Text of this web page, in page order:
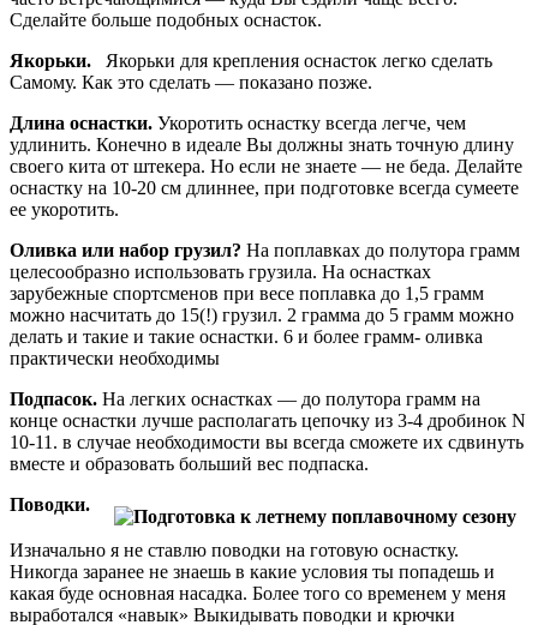
Сделайте больше подобных оснасток.
Якорьки. Якорьки для крепления оснасток легко сделать
Самому. Как это сделать — показано позже.
Длина оснастки. Укоротить оснастку всегда легче, чем
удлинить. Конечно в идеале Вы должны знать точную длину
своего кита от штекера. Но если не знаете — не беда. Делайте
оснастку на 10-20 см длиннее, при подготовке всегда сумеете
ее укоротить.
Оливка или набор грузил? На поплавках до полутора грамм
целесообразно использовать грузила. На оснастках
зарубежные спортсменов при весе поплавка до 1,5 грамм
можно насчитать до 15(!) грузил. 2 грамма до 5 грамм можно
делать и такие и такие оснастки. 6 и более грамм- оливка
практически необходимы
Подпасок. На легких оснастках — до полутора грамм на
конце оснастки лучше располагать цепочку из 3-4 дробинок N
10-11. в случае необходимости вы всегда сможете их сдвинуть
вместе и образовать больший вес подпаска.
Поводки.
Изначально я не ставлю поводки на готовую оснастку.
Никогда заранее не знаешь в какие условия ты попадешь и
какая буде основная насадка. Более того со временем у меня
выработался «навык» Выкидывать поводки и крючки